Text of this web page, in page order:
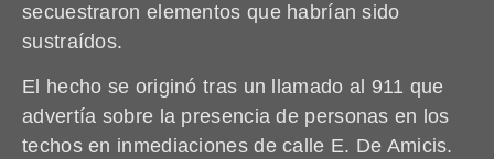
secuestraron elementos que habrían sido
sustraídos.
El hecho se originó tras un llamado al 911 que
advertía sobre la presencia de personas en los
techos en inmediaciones de calle E. De Amicis.